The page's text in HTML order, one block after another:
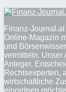
Finanz-
Online-Magazin
und
vermitteln. Unser
Anleger,
Rechtsexperten,
wirtschaftliche
einordnen